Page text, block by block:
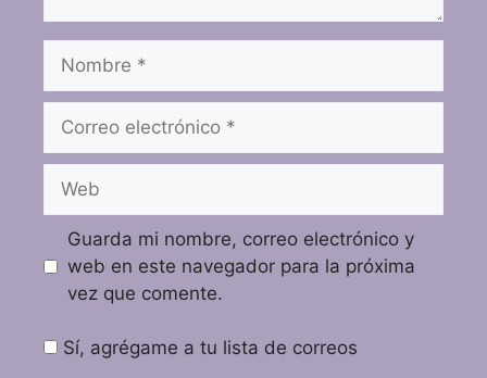
Guarda mi nombre, correo electrónico y
web en este navegador para la próxima
vez que comente.
Sí, agrégame a tu lista de correos